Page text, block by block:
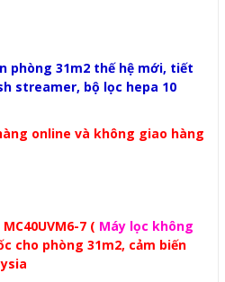
phòng 31m2 thế hệ mới, tiết
streamer, bộ lọc hepa 10
online và không giao hàng
MC40UVM6-7 ( Máy lọc không
cho phòng 31m2, cảm biến